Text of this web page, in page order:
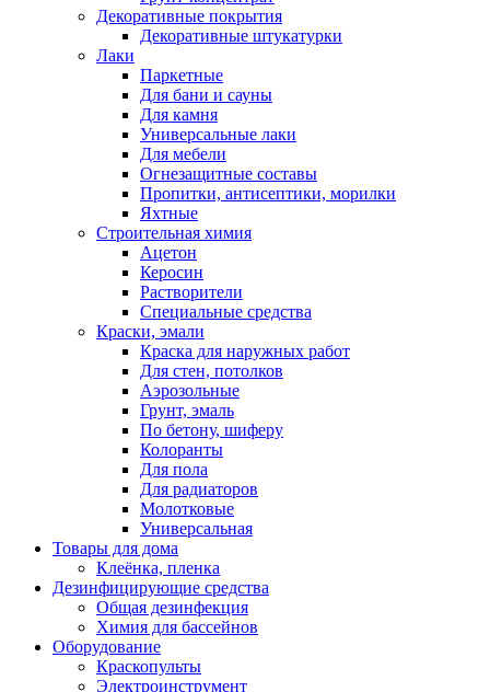
Декоративные покрытия
Декоративные штукатурки
Лаки
Паркетные
Для бани и сауны
Для камня
Универсальные лаки
Для мебели
Огнезащитные составы
Пропитки, антисептики, морилки
Яхтные
Строительная химия
Ацетон
Керосин
Растворители
Специальные средства
Краски, эмали
Краска для наружных работ
Для стен, потолков
Аэрозольные
Грунт, эмаль
По бетону, шиферу
Колоранты
Для пола
Для радиаторов
Молотковые
Универсальная
Товары для дома
Клеёнка, пленка
Дезинфицирующие средства
Общая дезинфекция
Химия для бассейнов
Оборудование
Краскопульты
Электроинструмент